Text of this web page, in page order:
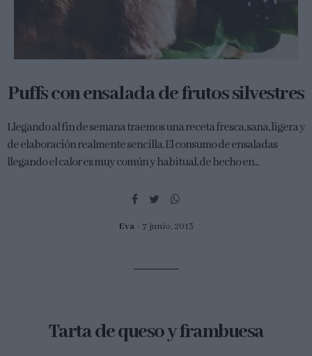
Puffs con ensalada de frutos silvestres
Llegando al fin de semana traemos una receta fresca, sana, ligera y
de elaboración realmente sencilla. El consumo de ensaladas
llegando el calor es muy común y habitual, de hecho en...
Eva 7 junio, 2013
Tarta de queso y frambuesa